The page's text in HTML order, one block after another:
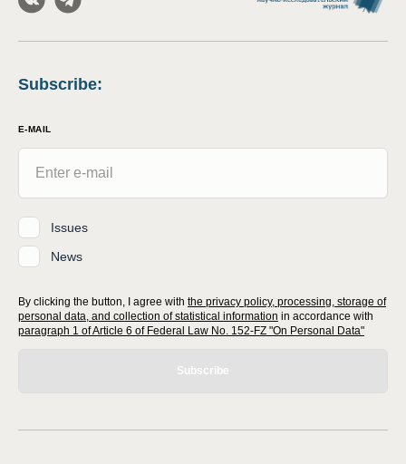
Subscribe:
E-MAIL
Issues
News
By clicking the button, I agree with the privacy policy, processing, storage of
personal data, and collection of statistical information in accordance with
paragraph 1 of Article 6 of Federal Law No. 152-FZ "On Personal Data"
Subscribe